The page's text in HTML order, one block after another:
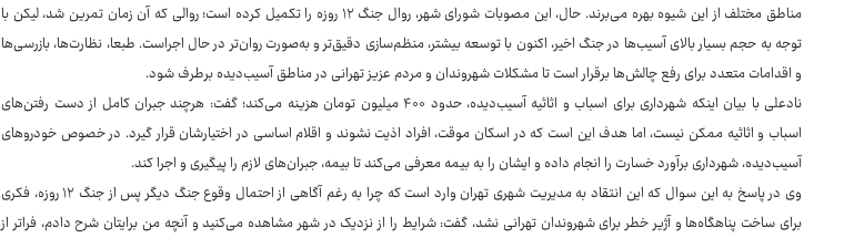
مناطق مختلف از این شیوه بهره می‌برند. حال، این مصوبات شورای شهر، روال جنگ ۱۲ روزه را تکمیل کرده است؛ روالی که آن زمان تمرین شد، لیکن با
توجه به حجم بسیار بالای آسیب‌ها در جنگ اخیر، اکنون با توسعه بیشتر، منظم‌سازی دقیق‌تر و به‌صورت روان‌تر در حال اجراست. طبعا، نظارت‌ها، بازرسی‌ها
و اقدامات متعدد برای رفع چالش‌ها برقرار است تا مشکلات شهروندان و مردم عزیز تهرانی در مناطق آسیب‌دیده برطرف شود.
نادعلی با بیان اینکه شهرداری برای اسباب و اثاثیه آسیب‌دیده، حدود ۴۰۰ میلیون تومان هزینه می‌کند؛ گفت: هرچند جبران کامل از دست ‌رفتن‌های
اسباب و اثاثیه ممکن نیست، اما هدف این است که در اسکان موقت، افراد اذیت نشوند و اقلام اساسی در اختیارشان قرار گیرد. در خصوص خودروهای
آسیب‌دیده، شهرداری برآورد خسارت را انجام داده و ایشان را به بیمه معرفی می‌کند تا بیمه، جبران‌های لازم را پیگیری و اجرا کند.
وی در پاسخ به این سوال که این انتقاد به مدیریت شهری تهران وارد است که چرا به رغم آگاهی از احتمال وقوع جنگ دیگر پس از جنگ ۱۲ روزه، فکری
برای ساخت پناهگاه‌ها و آژیر خطر برای شهروندان تهرانی نشد، گفت: شرایط را از نزدیک در شهر مشاهده می‌کنید و آنچه من برایتان شرح دادم، فراتر از